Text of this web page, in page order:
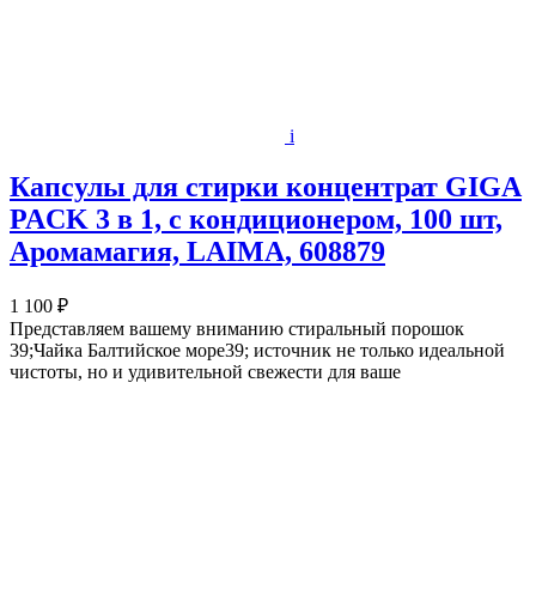
i
Капсулы для стирки концентрат GIGA
PACK 3 в 1, с кондиционером, 100 шт,
Аромамагия, LAIMA, 608879
1 100 ₽
Представляем вашему вниманию стиральный порошок
39;Чайка Балтийское море39; источник не только идеальной
чистоты, но и удивительной свежести для ваше